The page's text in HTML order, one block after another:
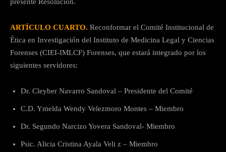
presente Resolución.
ARTÍCULO CUARTO. Reconformar el Comité Institucional de
Ética en Investigación del Instituto de Medicina Legal y Ciencias
Forenses (CIEI-IMLCF) Forenses, que estará integrado por los
siguientes servidores:
Dr. Cleyber Navarro Sandoval – Presidente del Comité
C.D. Ymelda Wendy Velezmoro Montes – Miembro
Dr. Segundo Narcizo Yovera Sandoval- Miembro
Psic. Alicia Cristina Ayala Veli z – Miembro